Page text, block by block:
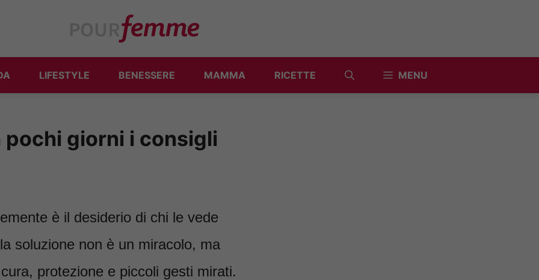
LIFESTYLE BENESSERE MAMMA RICETTE MENU
pochi giorni i consigli
è il desiderio di chi le vede
soluzione non è un miracolo, ma
protezione e piccoli gesti mirati.